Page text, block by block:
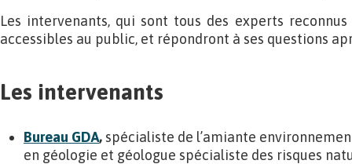
Les intervenants, qui sont tous des experts
accessibles au public, et répondront à ses questions
Les intervenants
Bureau GDA, spécialiste de l’amiante
en géologie et géologue spécialiste des risques